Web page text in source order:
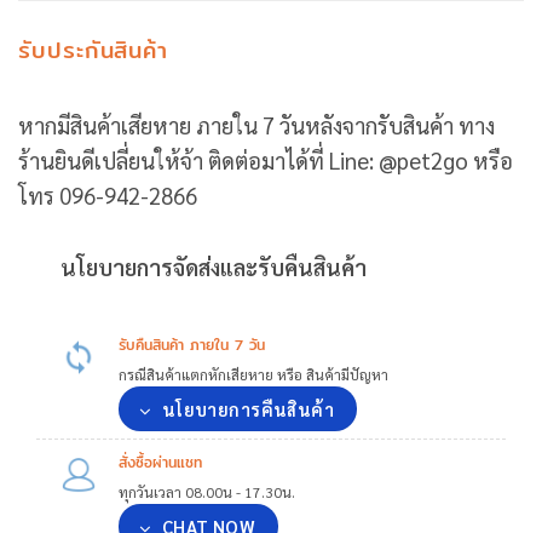
รับประกันสินค้า
หากมีสินค้าเสียหาย ภายใน 7 วันหลังจากรับสินค้า ทาง
ร้านยินดีเปลี่ยนให้จ้า ติดต่อมาได้ที่ Line: @pet2go หรือ
โทร 096-942-2866
นโยบายการจัดส่งและรับคืนสินค้า
รับคืนสินค้า ภายใน 7 วัน
กรณีสินค้าแตกหักเสียหาย หรือ สินค้ามีปัญหา
นโยบายการคืนสินค้า
สั่งซื้อผ่านแชท
ทุกวันเวลา 08.00น - 17.30น.
CHAT NOW